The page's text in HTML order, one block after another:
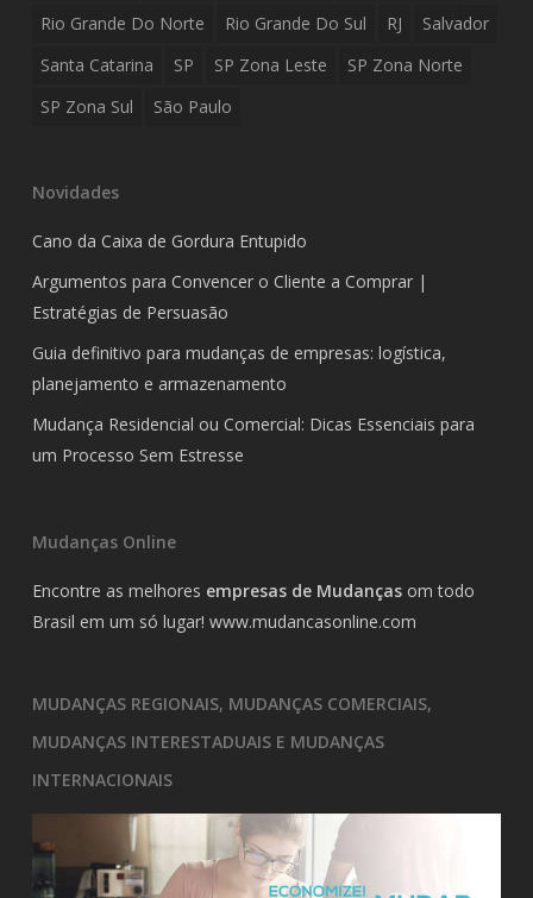
Rio Grande Do Norte
Rio Grande Do Sul RJ
Salvador
Santa Catarina
SP SP Zona Leste
SP Zona Norte
SP Zona Sul
São Paulo
Novidades
Cano da Caixa de Gordura Entupido
Argumentos para Convencer o Cliente a Comprar |
Estratégias de Persuasão
Guia definitivo para mudanças de empresas: logística,
planejamento e armazenamento
Mudança Residencial ou Comercial: Dicas Essenciais para
um Processo Sem Estresse
Mudanças Online
Encontre as melhores empresas de Mudançasom todo
Brasil em um só lugar! www.mudancasonline.com
MUDANÇAS REGIONAIS, MUDANÇAS COMERCIAIS,
MUDANÇAS INTERESTADUAIS E MUDANÇAS
INTERNACIONAIS